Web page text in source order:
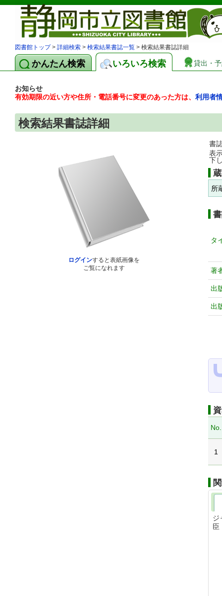
図書館トップ> 詳細検索 > 検索結果書誌一覧 > 検索結果書誌詳細
かんたん検索 いろいろ検索 貸出・
お知らせ
有効期限の近い方や住所・電話番号に変更のあった方は、 利用者
検索結果書誌詳細
ログインすると表紙画像を
ご覧になれます
書
表
下
所
タ
著
出
出
No.
1
ジ
臣